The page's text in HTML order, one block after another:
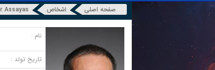
صفحه اصلی اشخاص Assayas
نام :
تاریخ تولد :